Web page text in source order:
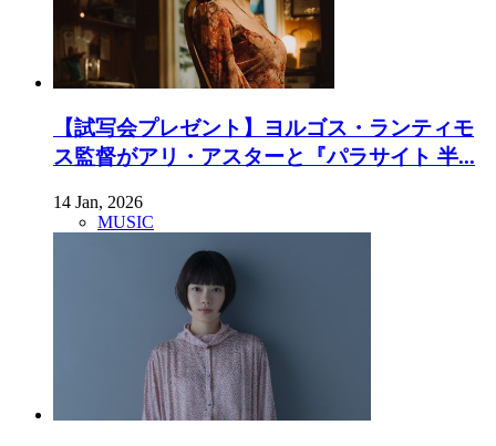
【試写会プレゼント】ヨルゴス・ランティモ
ス監督がアリ・アスターと『パラサイト 半...
14 Jan, 2026
MUSIC